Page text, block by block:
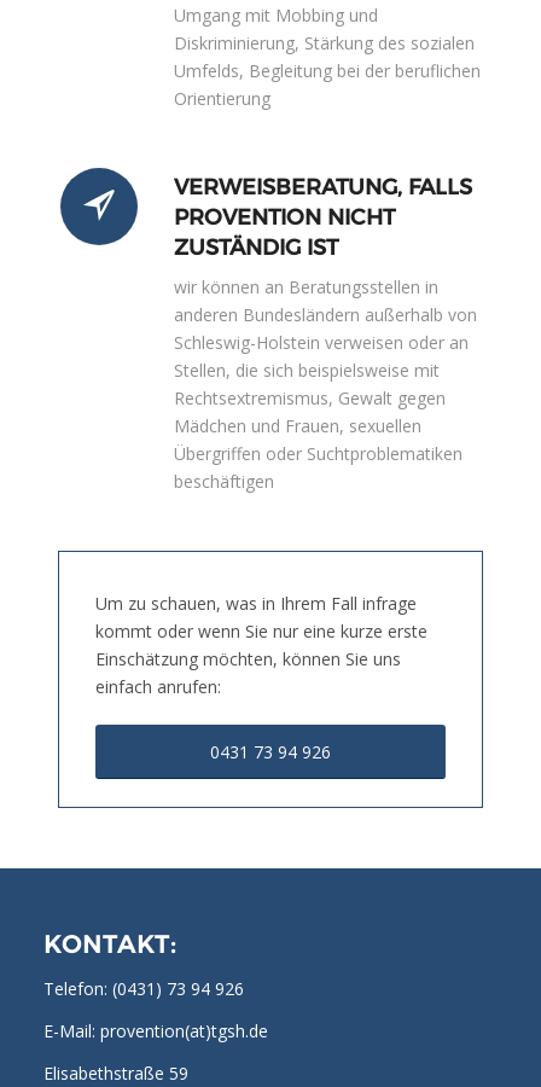
Umgang mit Mobbing und
Diskriminierung, Stärkung des sozialen
Umfelds, Begleitung bei der beruflichen
Orientierung
VERWEISBERATUNG, FALLS
PROVENTION NICHT
ZUSTÄNDIG IST
wir können an Beratungsstellen in
anderen Bundesländern außerhalb von
Schleswig-Holstein verweisen oder an
Stellen, die sich beispielsweise mit
Rechtsextremismus, Gewalt gegen
Mädchen und Frauen, sexuellen
Übergriffen oder Suchtproblematiken
beschäftigen
Um zu schauen, was in Ihrem Fall infrage
kommt oder wenn Sie nur eine kurze erste
Einschätzung möchten, können Sie uns
einfach anrufen:
0431 73 94 926
KONTAKT:
Telefon: (0431) 73 94 926
E-Mail: provention(at)tgsh.de
Elisabethstraße 59